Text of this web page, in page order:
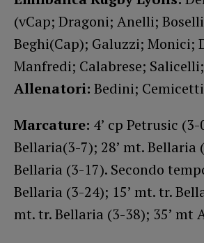
(vCap; Dragoni; Anelli;
Beghi(Cap); Galuzzi; Monici;
Manfredi; Calabrese;
Allenatori: Bedini;
Marcature: 4’ cp Petrusic
Bellaria(3-7); 28’ mt. Bellaria
Bellaria (3-17). Secondo
Bellaria (3-24); 15’ mt. tr.
mt. tr. Bellaria (3-38); 35’ mt